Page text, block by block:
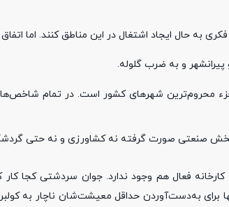
به حال ایجاد اشتغال در این مناطق کنند. اما اتفاق
و به ضرب گلوله.
محروم‌ترین شهرهای کشور است. در تمام
فعال هم وجود ندارد. جوان سردشتی کجا
برای به‌دست‌آوردن حداقل معیشت‌شان ناچار به